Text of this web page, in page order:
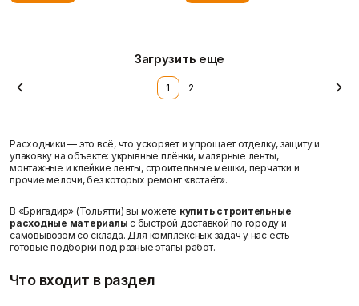
Загрузить еще
1 2
Расходники — это всё, что ускоряет и упрощает отделку, защиту и
упаковку на объекте: укрывные плёнки, малярные ленты,
монтажные и клейкие ленты, строительные мешки, перчатки и
прочие мелочи, без которых ремонт «встаёт».
В «Бригадир» (Тольятти) вы можете купить строительные
расходные материалы с быстрой доставкой по городу и
самовывозом со склада. Для комплексных задач у нас есть
готовые подборки под разные этапы работ.
Что входит в раздел